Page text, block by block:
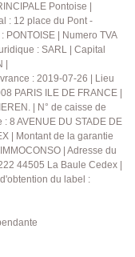
Pontoise |
: 12 place du Pont -
| Numero TVA
: SARL | Capital
: 2019-07-26 | Lieu
PARIS ILE DE FRANCE |
| N° de caisse de
8 AVENUE DU STADE DE
| Montant de la garantie
| Adresse du
44505 La Baule Cedex |
d'obtention du label :